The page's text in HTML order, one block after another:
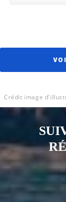
Crédit image